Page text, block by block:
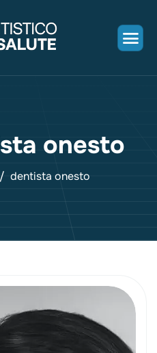
onesto
dentista onesto